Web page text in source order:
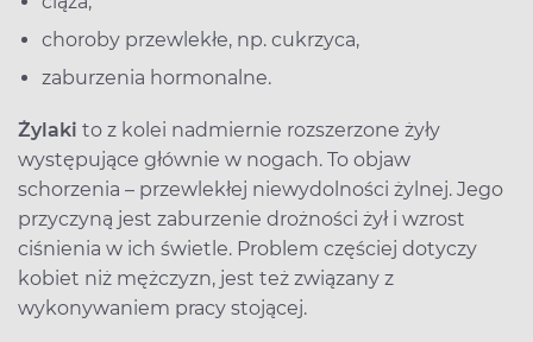
choroby przewlekłe, np. cukrzyca,
zaburzenia hormonalne.
Żylaki to z kolei nadmiernie rozszerzone żyły
występujące głównie w nogach. To objaw
schorzenia – przewlekłej niewydolności żylnej. Jego
przyczyną jest zaburzenie drożności żył i wzrost
ciśnienia w ich świetle. Problem częściej dotyczy
kobiet niż mężczyzn, jest też związany z
wykonywaniem pracy stojącej.